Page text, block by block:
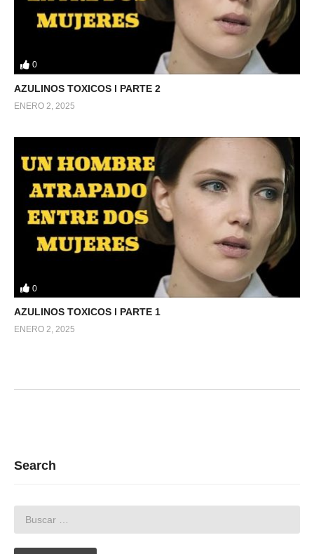
0
AZULINOS TOXICOS l PARTE 2
ENERO 2, 2025
0
AZULINOS TOXICOS l PARTE 1
ENERO 2, 2025
Search